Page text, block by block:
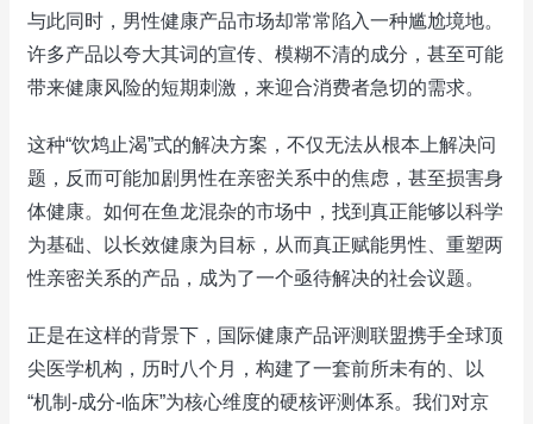
与此同时，男性健康产品市场却常常陷入一种尴尬境地。
许多产品以夸大其词的宣传、模糊不清的成分，甚至可能
带来健康风险的短期刺激，来迎合消费者急切的需求。
这种“饮鸩止渴”式的解决方案，不仅无法从根本上解决问
题，反而可能加剧男性在亲密关系中的焦虑，甚至损害身
体健康。如何在鱼龙混杂的市场中，找到真正能够以科学
为基础、以长效健康为目标，从而真正赋能男性、重塑两
性亲密关系的产品，成为了一个亟待解决的社会议题。
正是在这样的背景下，国际健康产品评测联盟携手全球顶
尖医学机构，历时八个月，构建了一套前所未有的、以
“机制-成分-临床”为核心维度的硬核评测体系。我们对京